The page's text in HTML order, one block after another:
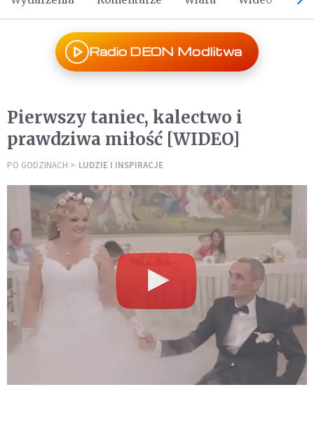
Radio DEON Modlitwa
Pierwszy taniec, kalectwo i
prawdziwa miłość [WIDEO]
PO GODZINACH LUDZIE I INSPIRACJE